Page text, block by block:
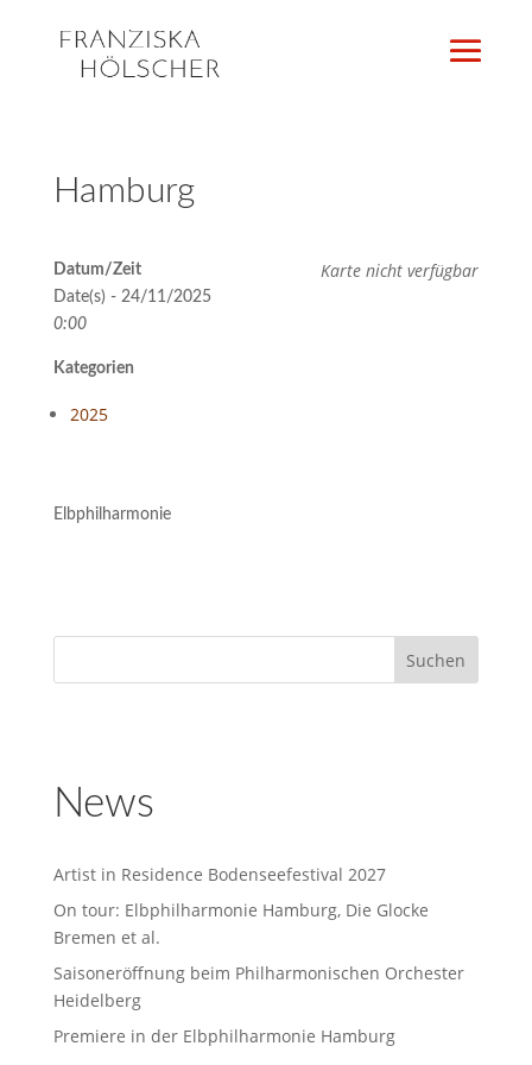
Hamburg
Karte nicht verfügbar
Datum/Zeit
Date(s) - 24/11/2025
0:00
Kategorien
2025
Elbphilharmonie
News
Artist in Residence Bodenseefestival 2027
On tour: Elbphilharmonie Hamburg, Die Glocke
Bremen et al.
Saisoneröffnung beim Philharmonischen Orchester
Heidelberg
Premiere in der Elbphilharmonie Hamburg